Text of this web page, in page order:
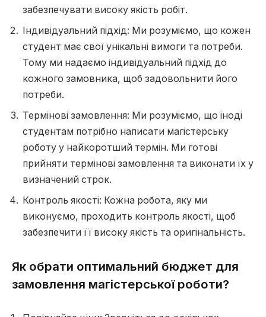
забезпечувати високу якість робіт.
Індивідуальний підхід: Ми розуміємо, що кожен
студент має свої унікальні вимоги та потреби.
Тому ми надаємо індивідуальний підхід до
кожного замовника, щоб задовольнити його
потреби.
Термінові замовлення: Ми розуміємо, що іноді
студентам потрібно написати магістерську
роботу у найкоротший термін. Ми готові
прийняти термінові замовлення та виконати їх у
визначений строк.
Контроль якості: Кожна робота, яку ми
виконуємо, проходить контроль якості, щоб
забезпечити її високу якість та оригінальність.
Як обрати оптимальний бюджет для
замовлення магістерської роботи?